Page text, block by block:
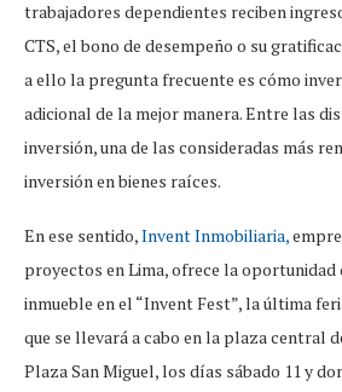
trabajadores dependientes reciben
CTS, el bono de desempeño o su
a ello la pregunta frecuente es cómo
adicional de la mejor manera. Entre las
inversión, una de las consideradas más
inversión en bienes raíces.
En ese sentido,Invent Inmobiliaria,
proyectos en Lima, ofrece la oportunidad
inmueble en el “Invent Fest”, la última
que se llevará a cabo en la plaza central
Plaza San Miguel, los días sábado 11 y